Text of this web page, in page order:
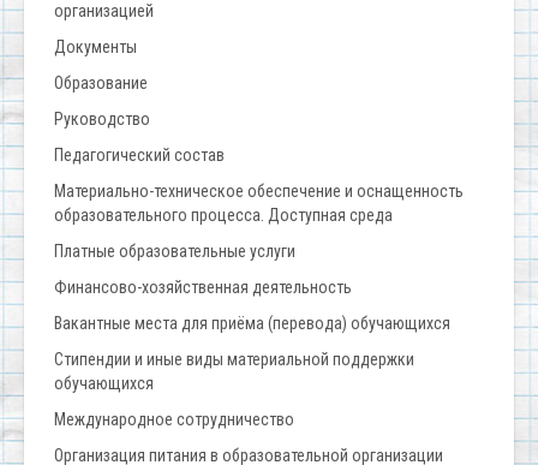
организацией
Документы
Образование
Руководство
Педагогический состав
Материально-техническое обеспечение и оснащенность
образовательного процесса. Доступная среда
Платные образовательные услуги
Финансово-хозяйственная деятельность
Вакантные места для приёма (перевода) обучающихся
Стипендии и иные виды материальной поддержки
обучающихся
Международное сотрудничество
Организация питания в образовательной организации